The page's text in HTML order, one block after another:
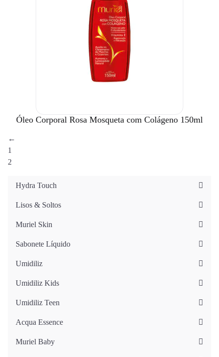
Óleo Corporal Rosa Mosqueta com Colágeno 150ml
←
1
2
Hydra Touch
Lisos & Soltos
Muriel Skin
Sabonete Líquido
Umidiliz
Umidiliz Kids
Umidiliz Teen
Acqua Essence
Muriel Baby